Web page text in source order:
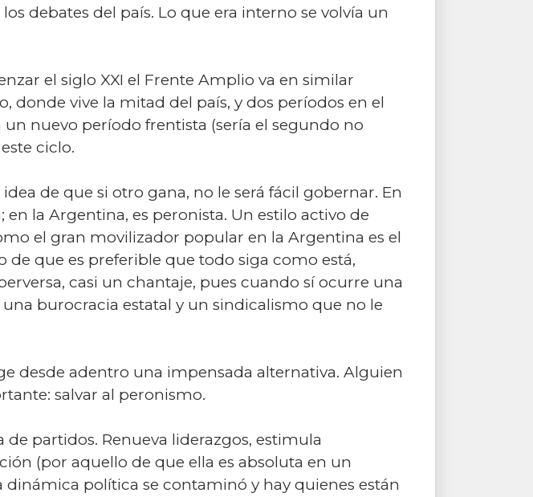
debates del país. Lo que era interno se volvía un
el siglo XXI el Frente Amplio va en similar
donde vive la mitad del país, y dos períodos en el
nuevo período frentista (sería el segundo no
ciclo.
de que si otro gana, no le será fácil gobernar. En
la Argentina, es peronista. Un estilo activo de
el gran movilizador popular en la Argentina es el
que es preferible que todo siga como está,
casi un chantaje, pues cuando sí ocurre una
burocracia estatal y un sindicalismo que no le
desde adentro una impensada alternativa. Alguien
salvar al peronismo.
partidos. Renueva liderazgos, estimula
(por aquello de que ella es absoluta en un
política se contaminó y hay quienes están